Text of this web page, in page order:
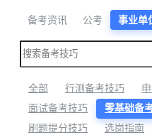
备考资讯 公考 事业单
全部 行测备考技巧
面试备考技巧
零基础备
刷题提分技巧
选岗指南